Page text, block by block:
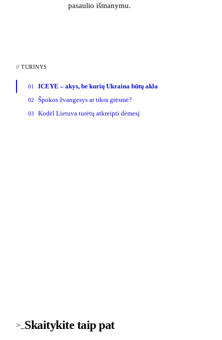
pasaulio išmanymu.
// TURINYS
01 ICEYE – akys, be kurių Ukraina būtų akla
02 Špokos žvangesys ar tikra grėsmė?
03 Kodėl Lietuva turėtų atkreipti dėmesį
>_ Skaitykite taip pat